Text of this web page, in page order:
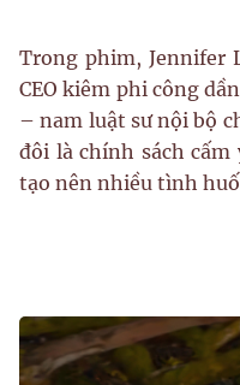
Trong phim, Jennifer
CEO kiêm phi công
– nam luật sư nội bộ
đôi là chính sách
tạo nên nhiều tình